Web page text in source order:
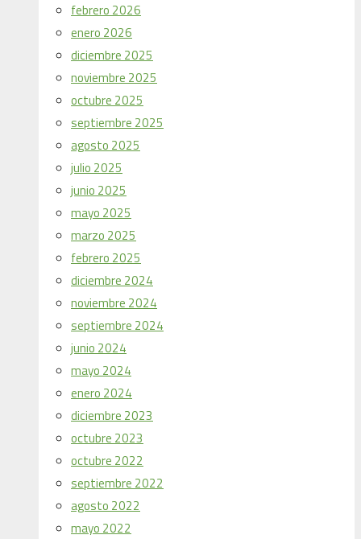
febrero 2026
enero 2026
diciembre 2025
noviembre 2025
octubre 2025
septiembre 2025
agosto 2025
julio 2025
junio 2025
mayo 2025
marzo 2025
febrero 2025
diciembre 2024
noviembre 2024
septiembre 2024
junio 2024
mayo 2024
enero 2024
diciembre 2023
octubre 2023
octubre 2022
septiembre 2022
agosto 2022
mayo 2022